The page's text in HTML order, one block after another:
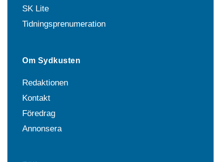
SK Lite
Tidningsprenumeration
Om Sydkusten
Redaktionen
Kontakt
Föredrag
Annonsera